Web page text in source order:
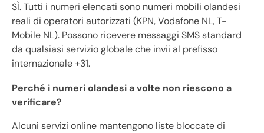
SÌ. Tutti i numeri elencati sono numeri mobili olandesi
reali di operatori autorizzati (KPN, Vodafone NL, T-
Mobile NL). Possono ricevere messaggi SMS standard
da qualsiasi servizio globale che invii al prefisso
internazionale +31.
Perché i numeri olandesi a volte non riescono a
verificare?
Alcuni servizi online mantengono liste bloccate di